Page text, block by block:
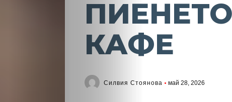
КАФЕ
Силвия Стоянова май 28, 2026